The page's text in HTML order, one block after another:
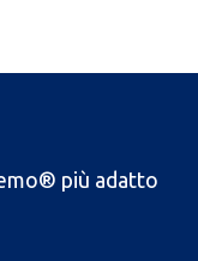
più adatto